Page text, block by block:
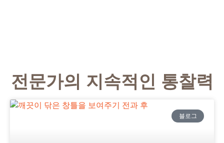
전문가의 지속적인 통찰력
블로그